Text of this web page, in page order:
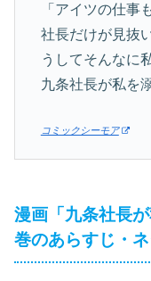
「アイツの仕事
社長だけが見抜
うしてそんなに
九条社長が私を
コミックシーモア
漫画「九条社長
巻のあらすじ・